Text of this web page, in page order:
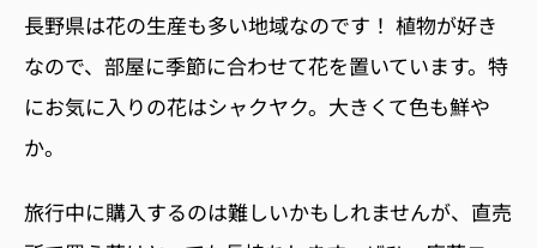
長野県は花の生産も多い地域なのです！ 植物が好き
なので、部屋に季節に合わせて花を置いています。特
にお気に入りの花はシャクヤク。大きくて色も鮮や
か。
旅行中に購入するのは難しいかもしれませんが、直売